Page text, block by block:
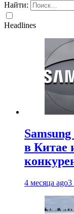
Найти:
Headlines
в Китае
4 месяца ago3